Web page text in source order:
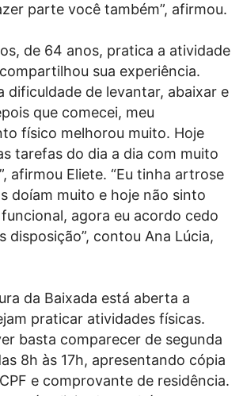
parte você também”, afirmou.
de 64 anos, pratica a atividade
sua experiência.
dificuldade de levantar, abaixar e
que comecei, meu
físico melhorou muito. Hoje
tarefas do dia a dia com muito
afirmou Eliete. “Eu tinha artrose
doíam muito e hoje não sinto
funcional, agora eu acordo cedo
disposição”, contou Ana Lúcia,
da Baixada está aberta a
praticar atividades físicas.
basta comparecer de segunda
8h às 17h, apresentando cópia
e comprovante de residência.